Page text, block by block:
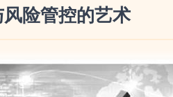
险管控的艺术